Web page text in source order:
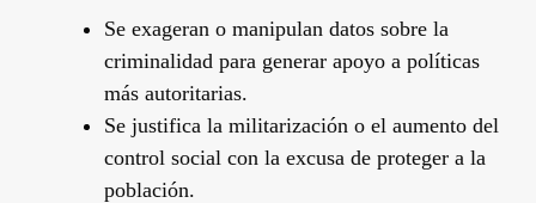
Se exageran o manipulan datos sobre la
criminalidad para generar apoyo a políticas
más autoritarias.
Se justifica la militarización o el aumento del
control social con la excusa de proteger a la
población.